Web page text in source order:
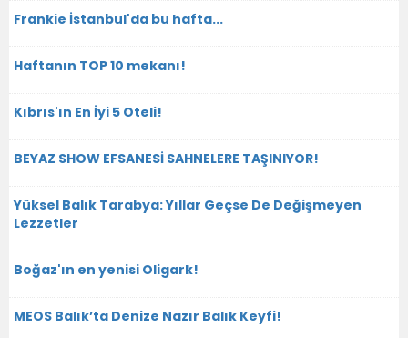
Frankie İstanbul'da bu hafta...
Haftanın TOP 10 mekanı!
Kıbrıs'ın En İyi 5 Oteli!
BEYAZ SHOW EFSANESİ SAHNELERE TAŞINIYOR!
Yüksel Balık Tarabya: Yıllar Geçse De Değişmeyen
Lezzetler
Boğaz'ın en yenisi Oligark!
MEOS Balık’ta Denize Nazır Balık Keyfi!